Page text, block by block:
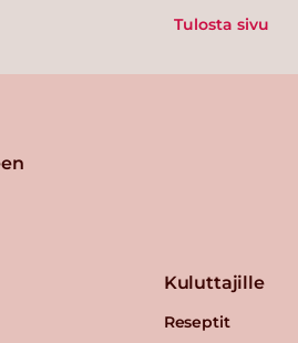
Tulosta sivu
Kuluttajille
Reseptit